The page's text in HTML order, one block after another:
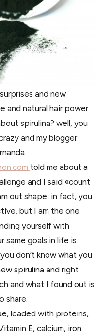
and new
and natural hair power
spirulina? well, you
and my blogger
told me about a
and I said «count
out shape, in fact, you
but I am the one
yourself with
same goals in life is
don’t know what you
spirulina and right
and what I found out is
share.
loaded with proteins,
E, calcium, iron